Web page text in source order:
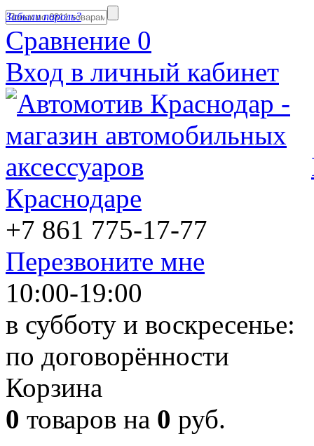
Сравнение 0
Вход в личный кабинет
Краснодаре
+7 861 775-17-77
Перезвоните мне
10:00-19:00
в субботу и воскресенье:
по договорённости
Корзина
0 товаров на 0 руб.
Забыли пароль?